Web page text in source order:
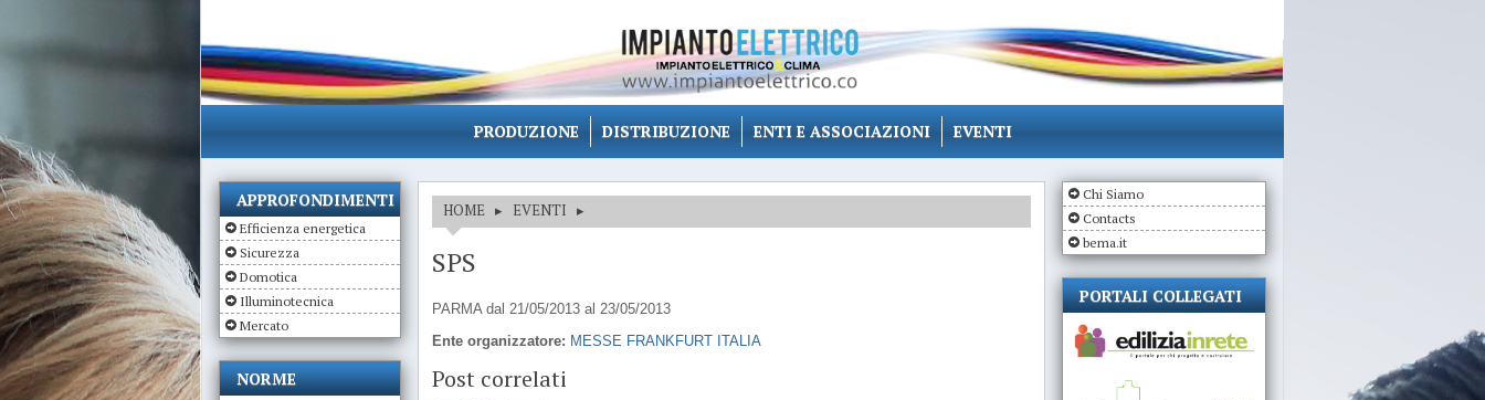
PRODUZIONE DISTRIBUZIONE ENTI E ASSOCIAZIONI EVENTI
HOME ▸ EVENTI ▸
SPS
PARMA dal 21/05/2013 al 23/05/2013
Ente organizzatore: MESSE FRANKFURT ITALIA
Post correlati
APPROFONDIMENTI
Efficienza energetica
Sicurezza
Domotica
Illuminotecnica
Mercato
NORME
Chi Siamo
Contacts
bema.it
PORTALI COLLEGATI